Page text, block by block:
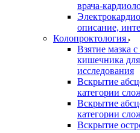
врача-
описание,
Колопроктология
Взятие мазка
кишечника
исследования
Вскрытие
категории
Вскрытие
категории
Вскрытие